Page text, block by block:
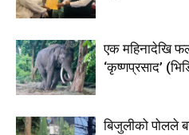
एक महिनादेखि
‘कृष्णप्रसाद’
बिजुलीको पोलले